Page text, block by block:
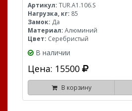
Артикул: TUR.A1.106.S
Нагрузка, кг: 85
Замок: Да
Материал: Алюминий
Цвет: Серебристый
В наличии
Цена: 15500
В корзину